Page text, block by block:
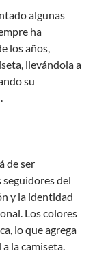
algunas
ha
los años,
llevándola a
su
de ser
del
y la identidad
Los colores
lo que agrega
la camiseta.